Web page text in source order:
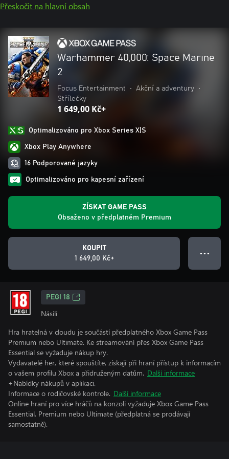
Přeskočit na hlavní obsah
Warhammer 40,000: Space Marine
2
Focus Entertainment • Akční a adventury
•
Střílečky
1 649,00 Kč+
Optimalizováno pro Xbox Series X|S
Xbox Play Anywhere
16 Podporované jazyky
Optimalizováno pro kapesní zařízení
ZÍSKAT GAME PASS
Obsaženo v předplatném Premium
KOUPIT
1 649,00 Kč+
● ● ●
PEGI 18
Násilí
Hra hratelná v cloudu je součástí předplatného Xbox Game Pass
Premium nebo Ultimate. Ke streamování přes Xbox Game Pass
Essential se vyžaduje nákup hry.
Vydavatelé her, které spouštíte, získají při hraní přístup k informacím
o vašem profilu Xbox a přidruženým datům. Další informace
+Nabídky nákupů v aplikaci.
Informace o rodičovské kontrole. Další informace
Online hraní pro více hráčů na konzoli vyžaduje Xbox Game Pass
Essential, Premium nebo Ultimate (předplatná se prodávají
samostatně).